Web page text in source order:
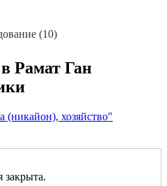
(10)
Рамат Ган
(никайон), хозяйство"
закрыта.